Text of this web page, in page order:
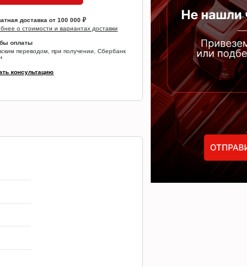
доставка от 100 000 ₽
о стоимости и вариантах доставки
оплаты
переводом, при получении, Сбербанк
консультацию